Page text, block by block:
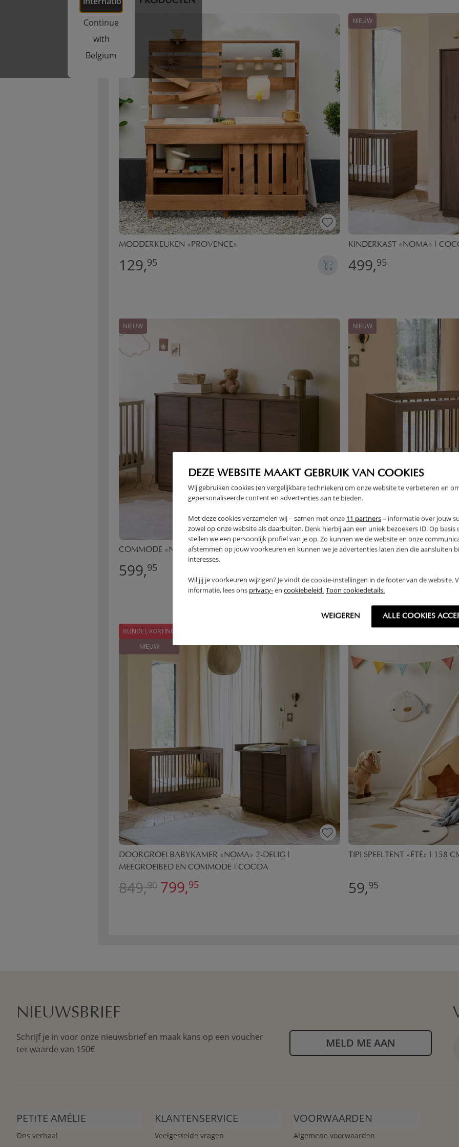
DEZE WEBSITE MAAKT GEBRUIK VAN COOKIES
Wij gebruiken cookies (en vergelijkbare technieken) om onze website te verbeteren en
gepersonaliseerde content en advertenties aan te bieden.
Met deze cookies verzamelen wij – samen met onze 11 partners– informatie over jouw
zowel op onze website als daarbuiten. Denk hierbij aan een uniek bezoekers ID. Op basis
stellen we een persoonlijk profiel van je op. Zo kunnen we de website en onze
afstemmen op jouw voorkeuren en kunnen we je advertenties laten zien die aansluiten
interesses.
Wil jij je voorkeuren wijzigen? Je vindt de cookie-instellingen in de footer van de website.
informatie, lees ons privacy-en cookiebeleid. Toon cookiedetails.
WEIGEREN ALLE COOKIES
Continue
with
Belgium
MODDERKEUKEN «PROVENCE»
129,95
NIEUW
KINDERKAST «NOMA» |
499,95
NIEUW
COMMODE «NOMA» XL | COCOA
599,95
NIEUW
MEEGROEIBED «NOMA» |
BUNDEL KORTING
NIEUW
DOORGROEI BABYKAMER «NOMA» 2-DELIG |
MEEGROEIBED EN COMMODE | COCOA
799,95
849,90
TIPI SPEELTENT «ÉTÉ» | 158
59,95
NIEUWSBRIEF
Schrijf je in voor onze nieuwsbrief en maak kans op een voucher
ter waarde van 150€
MELD ME AAN
PETITE AMÉLIE
Ons verhaal
KLANTENSERVICE
Veelgestelde vragen
VOORWAARDEN
Algemene voorwaarden